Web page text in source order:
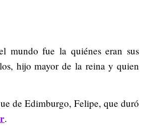
mundo fue la quiénes eran sus
hijo mayor de la reina y quien
de Edimburgo, Felipe, que duró
.